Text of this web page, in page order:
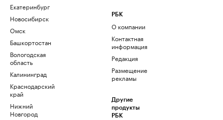
Екатеринбург
Новосибирск
Омск
Башкортостан
Вологодская
область
Калининград
Краснодарский
край
Нижний
Новгород
РБК
О компании
Контактная
информация
Редакция
Размещение
рекламы
Другие
продукты
РБК